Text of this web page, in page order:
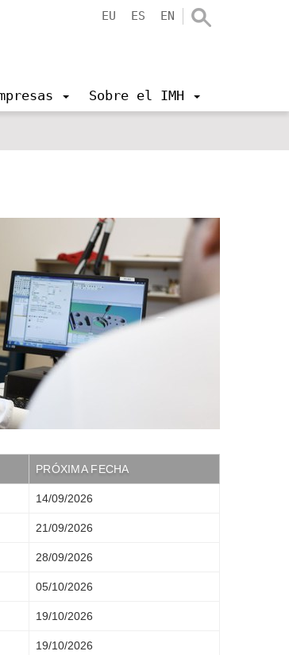
EU ES EN
Sobre el IMH
PRÓXIMA FECHA
14/09/2026
21/09/2026
28/09/2026
05/10/2026
19/10/2026
19/10/2026